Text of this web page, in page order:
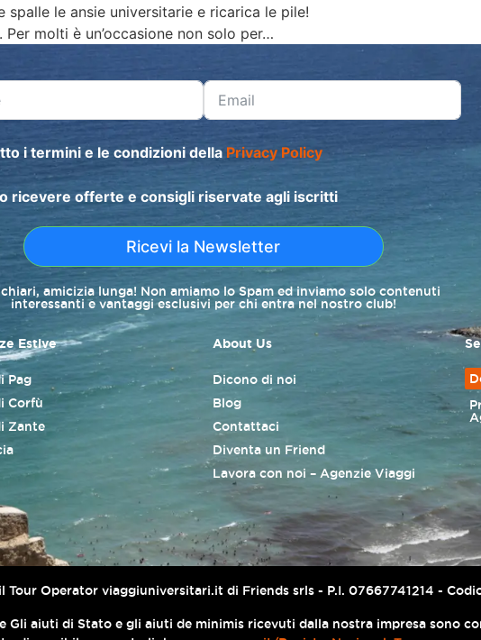
le ansie universitarie e ricarica le pile!
. Per molti è un’occasione non solo per…
i termini e le condizioni della Privacy Policy
ricevere offerte e consigli riservate agli iscritti
Ricevi la Newsletter
amicizia lunga! Non amiamo lo Spam ed inviamo solo contenuti
interessanti e vantaggi esclusivi per chi entra nel nostro club!
Estive
Pag
Corfù
Zante
About Us
Dicono di noi
Blog
Contattaci
Diventa un Friend
Lavora con noi – Agenzie Viaggi
Operator viaggiuniversitari.it di Friends srls - P.I. 07667741214 -
aiuti di Stato e gli aiuti de minimis ricevuti dalla nostra impresa sono